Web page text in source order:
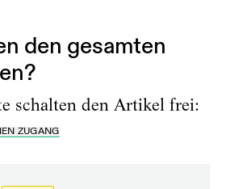
den gesamten
schalten den Artikel frei:
ZUGANG